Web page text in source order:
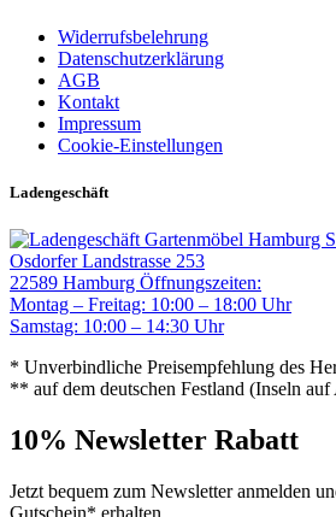
Widerrufsbelehrung
Datenschutzerklärung
AGB
Kontakt
Impressum
Cookie-Einstellungen
Ladengeschäft
Gartenmöbel Hamburg
Osdorfer Landstrasse 253
22589 Hamburg Öffnungszeiten:
Montag – Freitag: 10:00 – 18:00 Uhr
Samstag: 10:00 – 14:30 Uhr
* Unverbindliche Preisempfehlung des
** auf dem deutschen Festland (Inseln
10% Newsletter Rabatt
Jetzt bequem zum Newsletter anmelden
Gutschein* erhalten.